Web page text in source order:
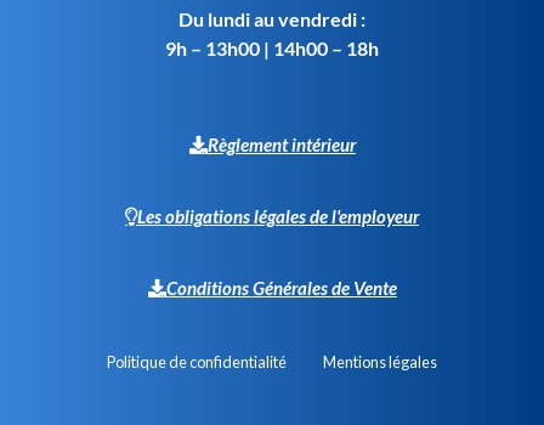
Du lundi au vendredi :
9h – 13h00 | 14h00 – 18h
Règlement intérieur
Les obligations légales de l'employeur
Conditions Générales de Vente
Politique de confidentialité Mentions légales